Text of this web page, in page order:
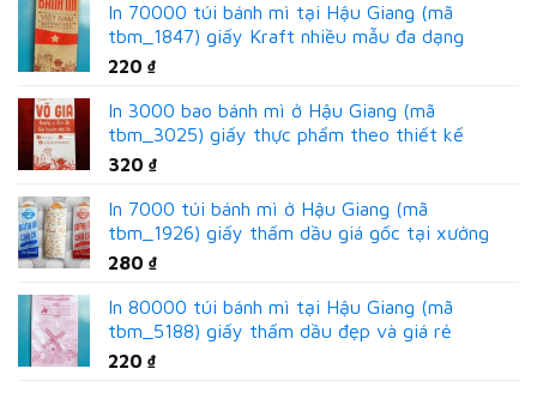
In 70000 túi bánh mì tại Hậu Giang (mã
tbm_1847) giấy Kraft nhiều mẫu đa dạng
220 ₫
In 3000 bao bánh mì ở Hậu Giang (mã
tbm_3025) giấy thực phẩm theo thiết kế
320 ₫
In 7000 túi bánh mì ở Hậu Giang (mã
tbm_1926) giấy thấm dầu giá gốc tại xưởng
280 ₫
In 80000 túi bánh mì tại Hậu Giang (mã
tbm_5188) giấy thấm dầu đẹp và giá rẻ
220 ₫